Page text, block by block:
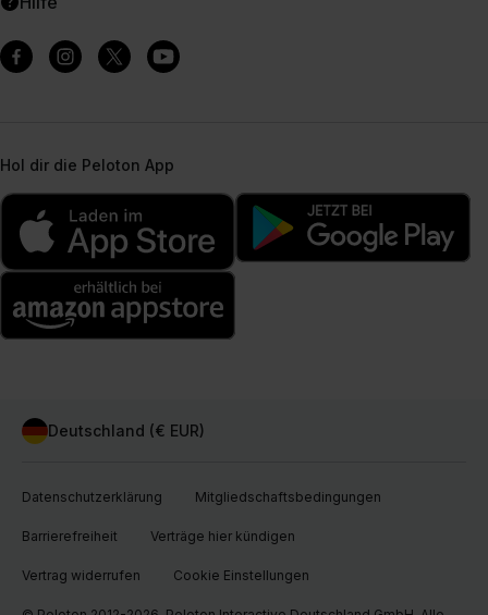
Hol dir die Peloton App
Deutschland (€ EUR)
Datenschutzerklärung Mitgliedschaftsbedingungen
Barrierefreiheit Verträge hier kündigen
Vertrag widerrufen Cookie Einstellungen